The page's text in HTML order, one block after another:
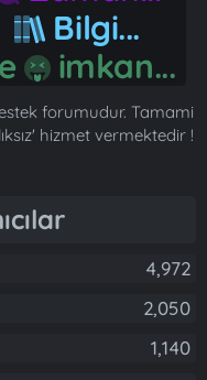
Bilgi...
imkan...
forumudur. Tamami
hizmet vermektedir !
4,972
2,050
1,140